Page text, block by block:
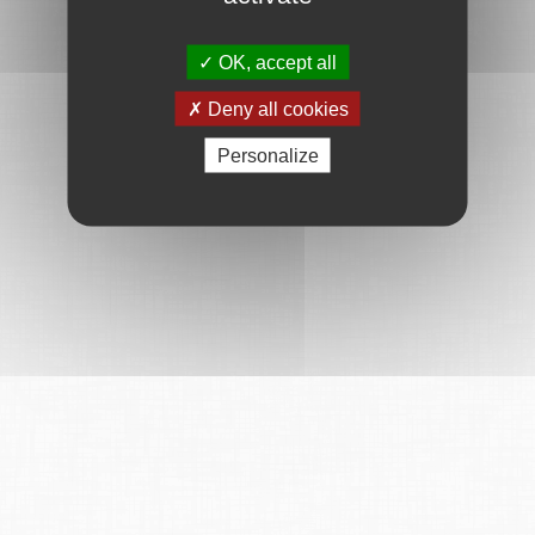
OK, accept all
Deny all cookies
Personalize